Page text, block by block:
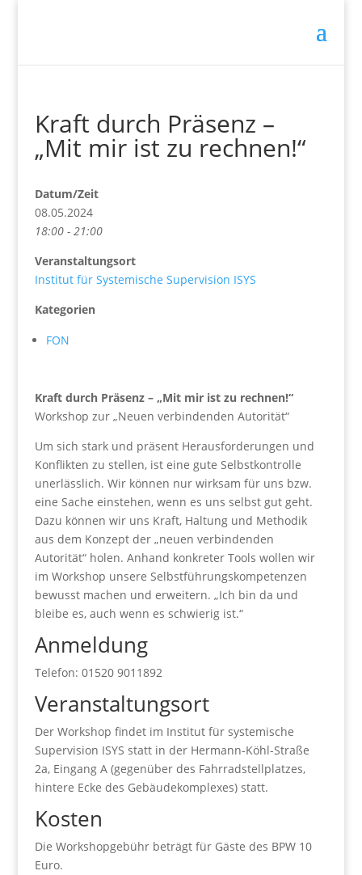
Kraft durch Präsenz –
„Mit mir ist zu rechnen!“
Datum/Zeit
08.05.2024
18:00 - 21:00
Veranstaltungsort
Institut für Systemische Supervision ISYS
Kategorien
FON
Kraft durch Präsenz – „Mit mir ist zu rechnen!“
Workshop zur „Neuen verbindenden Autorität“
Um sich stark und präsent Herausforderungen und
Konflikten zu stellen, ist eine gute Selbstkontrolle
unerlässlich. Wir können nur wirksam für uns bzw.
eine Sache einstehen, wenn es uns selbst gut geht.
Dazu können wir uns Kraft, Haltung und Methodik
aus dem Konzept der „neuen verbindenden
Autorität“ holen. Anhand konkreter Tools wollen wir
im Workshop unsere Selbstführungskompetenzen
bewusst machen und erweitern. „Ich bin da und
bleibe es, auch wenn es schwierig ist.“
Anmeldung
Telefon: 01520 9011892
Veranstaltungsort
Der Workshop findet im Institut für systemische
Supervision ISYS statt in der Hermann-Köhl-Straße
2a, Eingang A (gegenüber des Fahrradstellplatzes,
hintere Ecke des Gebäudekomplexes) statt.
Kosten
Die Workshopgebühr beträgt für Gäste des BPW 10
Euro.